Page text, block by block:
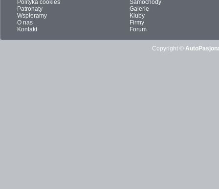
Polityka cookies
Patronaty
Wspieramy
O nas
Kontakt
Samochody
Galerie
Kluby
Firmy
Forum
Copyright ©